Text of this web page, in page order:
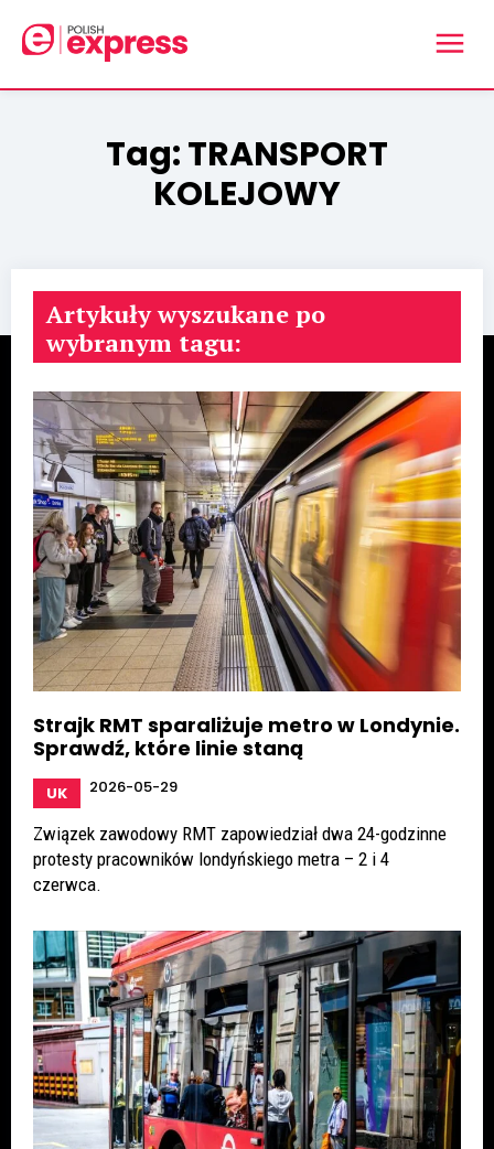
Tag:TRANSPORT
KOLEJOWY
Artykuły wyszukane po
wybranym tagu:
Strajk RMT sparaliżuje metro w Londynie.
Sprawdź, które linie staną
UK 2026-05-29
Związek zawodowy RMT zapowiedział dwa 24-godzinne
protesty pracowników londyńskiego metra – 2 i 4
czerwca.